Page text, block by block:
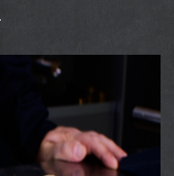
بإبراز نكهة وروائح المكونات الأخرى.